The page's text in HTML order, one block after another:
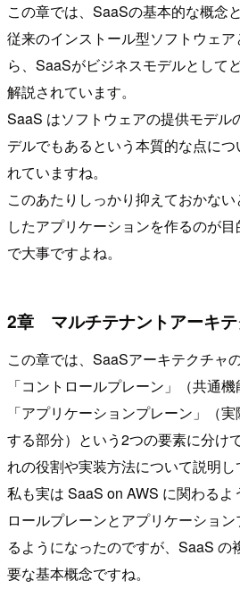
この章では、SaaSの基本的な概念
従来のインストール型ソフトウェ
ら、SaaSがビジネスモデルとして
解説されています。
SaaS はソフトウェアの提供モデル
デルでもあるという本質的な点に
れていますね。
このあたりしっかり抑えておかな
したアプリケーションを作るのが
で大事ですよね。
2章 マルチテナントアーキ
この章では、SaaSアーキテクチャ
「コントロールプレーン」（共通
「アプリケーションプレーン」（
する部分）という2つの要素に分け
れの役割や実装方法について説明し
私も実は SaaS on AWS に関わるよ
ロールプレーンとアプリケーショ
るようになったのですが、SaaS の
要な基本概念ですね。